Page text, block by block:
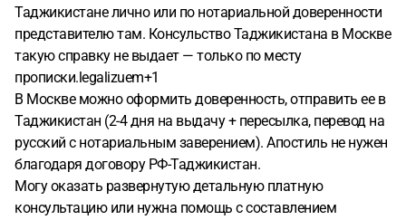
Таджикистане лично или по нотариальной доверенности
представителю там. Консульство Таджикистана в Москве
такую справку не выдает — только по месту
прописки.legalizuem+1
В Москве можно оформить доверенность, отправить ее в
Таджикистан (2-4 дня на выдачу + пересылка, перевод на
русский с нотариальным заверением). Апостиль не нужен
благодаря договору РФ-Таджикистан.
Могу оказать развернутую детальную платную
консультацию или нужна помощь с составлением